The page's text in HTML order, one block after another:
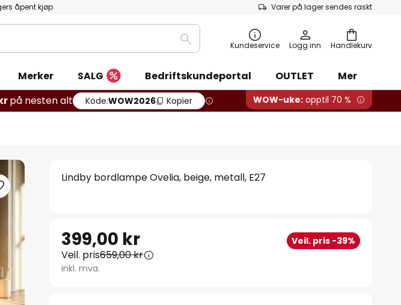
åpent kjøp Varer på lager sendes raskt
Handlekurv
Søk Kundeservice Logg inn
Merker SALG Bedriftskundeportal OUTLET
Mer
på nesten alt Kode:WOW2026 Kopier WOW-uke: opptil 70 %
Lindby bordlampe Ovelia, beige, metall, E27
399,00 kr Veil. pris -39%
Veil. pris659,00 kr
inkl. mva.